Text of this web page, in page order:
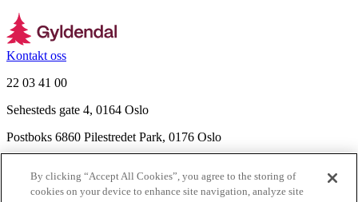
Kontakt oss
22 03 41 00
Sehesteds gate 4, 0164 Oslo
Postboks 6860 Pilestredet Park, 0176 Oslo
Nyhetsbrev
By clicking “Accept All Cookies”, you agree to the storing of
cookies on your device to enhance site navigation, analyze site